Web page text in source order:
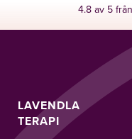
4.8 av 5
LAVENDLA
TERAPI